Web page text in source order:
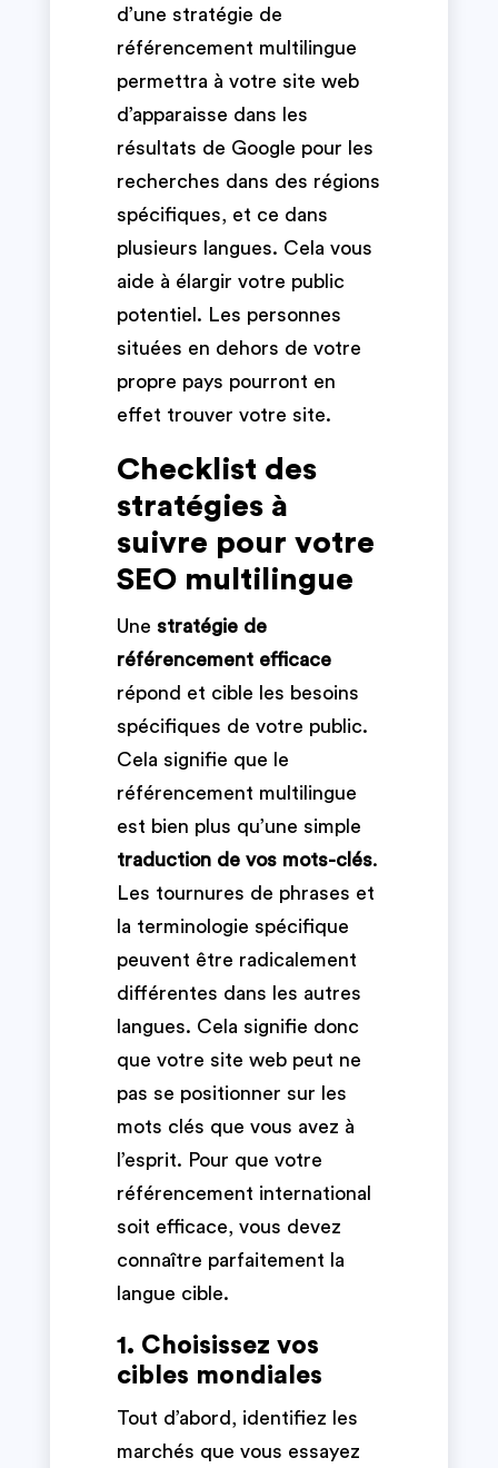
d’une stratégie de
référencement multilingue
permettra à votre site web
d’apparaisse dans les
résultats de Google pour les
recherches dans des régions
spécifiques, et ce dans
plusieurs langues. Cela vous
aide à élargir votre public
potentiel. Les personnes
situées en dehors de votre
propre pays pourront en
effet trouver votre site.
Checklist des
stratégies à
suivre pour votre
SEO multilingue
Une stratégie de
référencement efficace
répond et cible les besoins
spécifiques de votre public.
Cela signifie que le
référencement multilingue
est bien plus qu’une simple
traduction de vos mots-clés.
Les tournures de phrases et
la terminologie spécifique
peuvent être radicalement
différentes dans les autres
langues. Cela signifie donc
que votre site web peut ne
pas se positionner sur les
mots clés que vous avez à
l’esprit. Pour que votre
référencement international
soit efficace, vous devez
connaître parfaitement la
langue cible.
1. Choisissez vos
cibles mondiales
Tout d’abord, identifiez les
marchés que vous essayez